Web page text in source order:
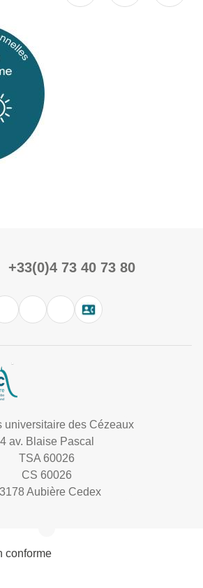
+33(0)4 73 40 73 80
universitaire des Cézeaux
4 av. Blaise Pascal
TSA 60026
CS 60026
Aubière Cedex
conforme